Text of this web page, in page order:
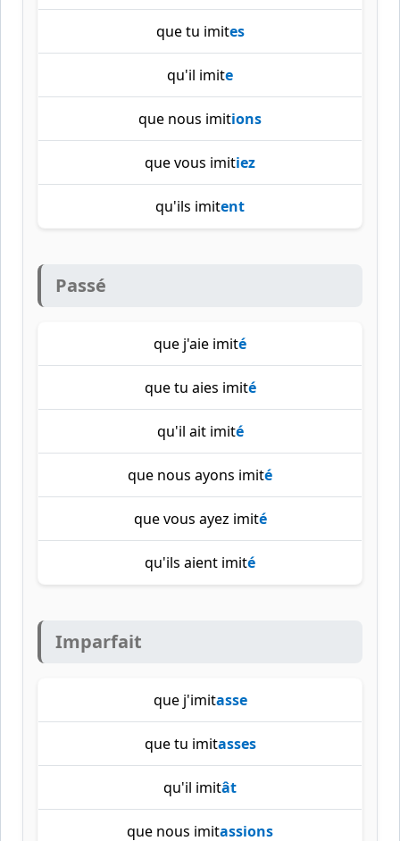
que tu imites
qu'il imite
que nous imitions
que vous imitiez
qu'ils imitent
Passé
que j'aie imité
que tu aies imité
qu'il ait imité
que nous ayons imité
que vous ayez imité
qu'ils aient imité
Imparfait
que j'imitasse
que tu imitasses
qu'il imitât
que nous imitassions